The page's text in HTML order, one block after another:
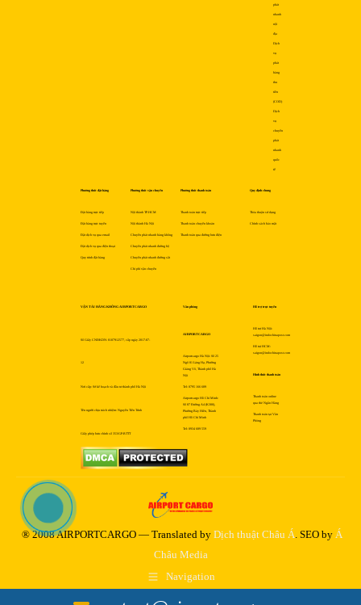
phát
nhanh
nội
địa
Dịch
vụ
phát
hàng
thu
tiền
(COD)
Dịch
vụ
chuyển
phát
nhanh
quốc
tế
Phương thức đặt hàng
Đặt hàng trực tiếp
Đặt hàng trực tuyến
Đặt dịch vụ qua email
Đặt dịch vụ qua điện thoại
Quy trình đặt hàng
Phương thức vận chuyển
Nội thành TP.HCM
Nội thành Hà Nội
Chuyển phát nhanh hàng không
Chuyển phát nhanh đường bộ
Chuyển phát nhanh đường sắt
Chi phí vận chuyển
Phương thức thanh toán
Thanh toán trực tiếp
Thanh toán chuyển khoản
Thanh toán qua đường bưu điện
Quy định chung
Thỏa thuận sử dụng
Chính sách bảo mật
VẬN TẢI HÀNG KHÔNG AIRPORTCARGO
Số Giấy CNĐKDN: 0107912577, cấp ngày 2017-07-
12
Nơi cấp: Sở kế hoạch và đầu tư thành phố Hà Nội
Tên người chịu trách nhiệm: Nguyễn Tiến Trình
Giấy phép bưu chính số 353/GP-BTTT
Văn phòng
AIRPORTCARGO
Airportcargo Hà Nội: Số 25
Ngõ 81 Láng Hạ, Phường
Giảng Võ, Thành phố Hà
Nội
Tel: 0795 166 689
Airportcargo Hồ Chí Minh:
Số 87 Đường A4 (K300),
Phường Bảy Hiền, Thành
phố Hồ Chí Minh
Tel: 0934 689 559
Hỗ trợ trực tuyến
Hỗ trợ Hà Nội:
saigon@indochinapost.com
Hỗ trợ HCM:
saigon@indochinapost.com
Hình thức thanh toán
Thanh toán online
qua thẻ Ngân Hàng
Thanh toán tại Văn
Phòng
® 2008 AIRPORTCARGO — Translated by Dịch thuật Châu Á. SEO by Á
Châu Media
Navigation